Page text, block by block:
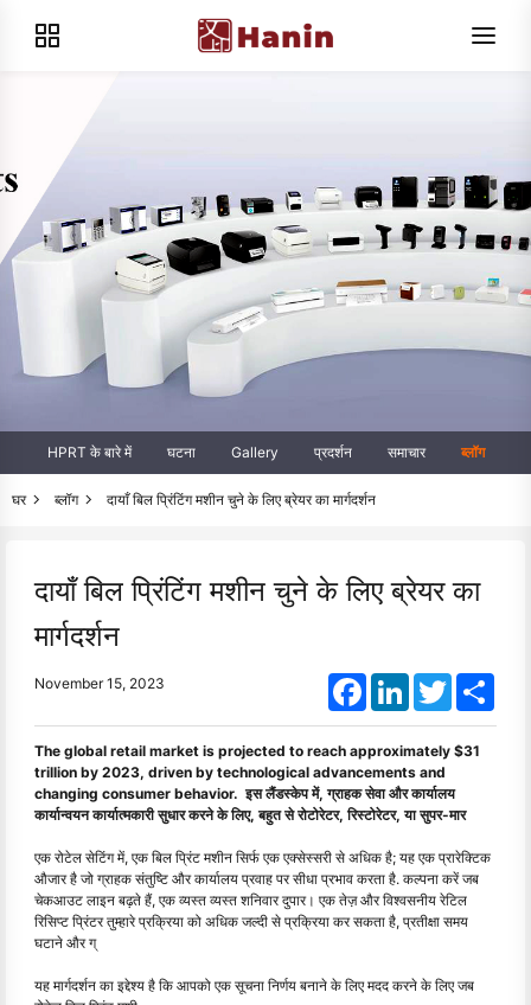
HPRT के बारे में घटना Gallery प्रदर्शन समाचार ब्लॉग
घर ब्लॉग दायाँ बिल प्रिंटिंग मशीन चुने के लिए ब्रेयर का मार्गदर्शन
दायाँ बिल प्रिंटिंग मशीन चुने के लिए ब्रेयर का
मार्गदर्शन
November 15, 2023 FacebookLinkedInTwitter
The global retail market is projected to reach approximately $31
trillion by 2023, driven by technological advancements and
changing consumer behavior. इस लैंडस्केप में, ग्राहक सेवा और कार्यालय
कार्यान्वयन कार्यात्मकारी सुधार करने के लिए, बहुत से रोटोरेटर, रिस्टोरेटर, या सुपर-मार
एक रोटेल सेटिंग में, एक बिल प्रिंट मशीन सिर्फ एक एक्सेस्सरी से अधिक है; यह एक प्रारेक्टिक
औजार है जो ग्राहक संतुष्टि और कार्यालय प्रवाह पर सीधा प्रभाव करता है. कल्पना करें जब
चेकआउट लाइन बढ़ते हैं, एक व्यस्त व्यस्त शनिवार दुपार। एक तेज़ और विश्वसनीय रेटिल
रिसिप्ट प्रिंटर तुम्हारे प्रक्रिया को अधिक जल्दी से प्रक्रिया कर सकता है, प्रतीक्षा समय
घटाने और ग्
यह मार्गदर्शन का इद्देश्य है कि आपको एक सूचना निर्णय बनाने के लिए मदद करने के लिए जब